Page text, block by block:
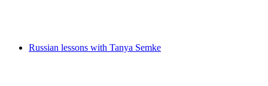
Russian lessons with Tanya Semke